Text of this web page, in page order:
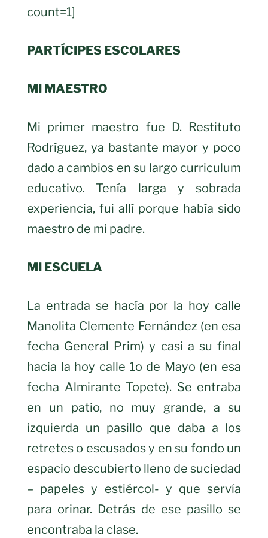
count=1]
PARTÍCIPES ESCOLARES
MI MAESTRO
Mi primer maestro fue D. Restituto
Rodríguez, ya bastante mayor y poco
dado a cambios en su largo curriculum
educativo. Tenía larga y sobrada
experiencia, fui allí porque había sido
maestro de mi padre.
MI ESCUELA
La entrada se hacía por la hoy calle
Manolita Clemente Fernández (en esa
fecha General Prim) y casi a su final
hacia la hoy calle 1o de Mayo (en esa
fecha Almirante Topete). Se entraba
en un patio, no muy grande, a su
izquierda un pasillo que daba a los
retretes o escusados y en su fondo un
espacio descubierto lleno de suciedad
– papeles y estiércol- y que servía
para orinar. Detrás de ese pasillo se
encontraba la clase.